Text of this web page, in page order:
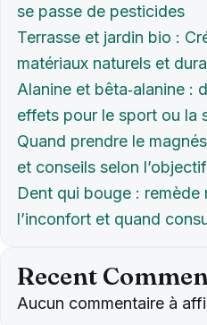
se passe de pesticides
Terrasse et jardin bio :
matériaux naturels et
Alanine et bêta‑alanine :
effets pour le sport ou la
Quand prendre le
et conseils selon l’objectif
Dent qui bouge : remède
l’inconfort et quand
Recent
Aucun commentaire à